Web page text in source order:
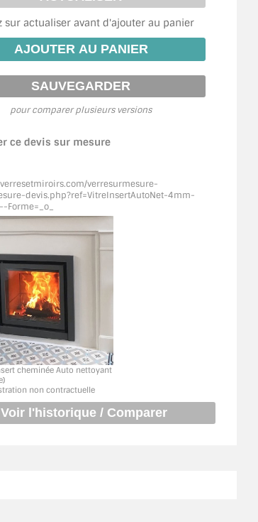
sur actualiser avant d'ajouter au panier
pour comparer plusieurs versions
ce devis sur mesure
verresurmesure-
devis.php?ref=VitreInsertAutoNet-4mm-
cheminée Auto nettoyant
non contractuelle